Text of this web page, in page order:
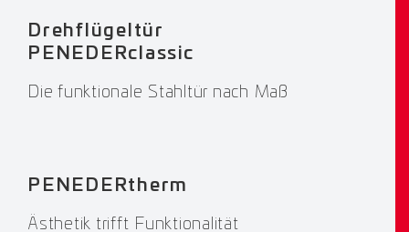
Drehflügeltür
PENEDERclassic
Die funktionale Stahltür nach Maß
PENEDERtherm
Ästhetik trifft Funktionalität